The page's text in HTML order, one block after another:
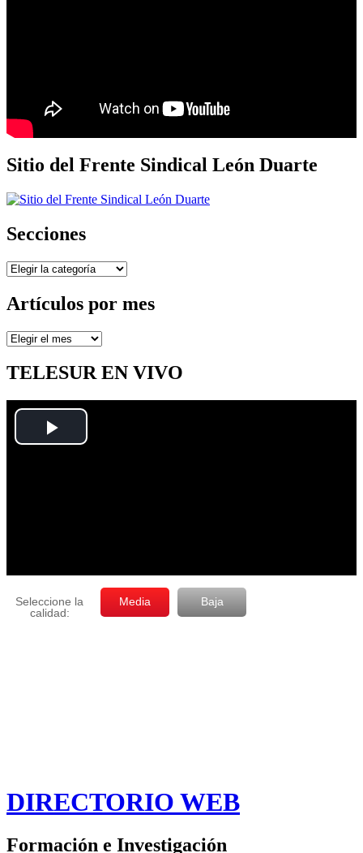
Sitio del Frente Sindical León Duarte
Secciones
Secciones
Artículos por mes
Artículos
mes
TELESUR EN VIVO
DIRECTORIO WEB
Formación e Investigación